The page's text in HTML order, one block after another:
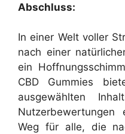
Abschluss:
In einer Welt voller
nach einer
ein
CBD Gummies
ausgewählten
Nutzerbewertungen
Weg für alle, die